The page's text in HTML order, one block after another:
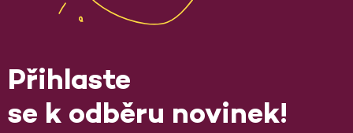
Přihlaste
se k odběru novinek!